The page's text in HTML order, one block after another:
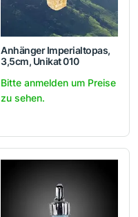
Anhänger Imperialtopas,
3,5cm, Unikat 010
Bitte anmelden um Preise
zu sehen.